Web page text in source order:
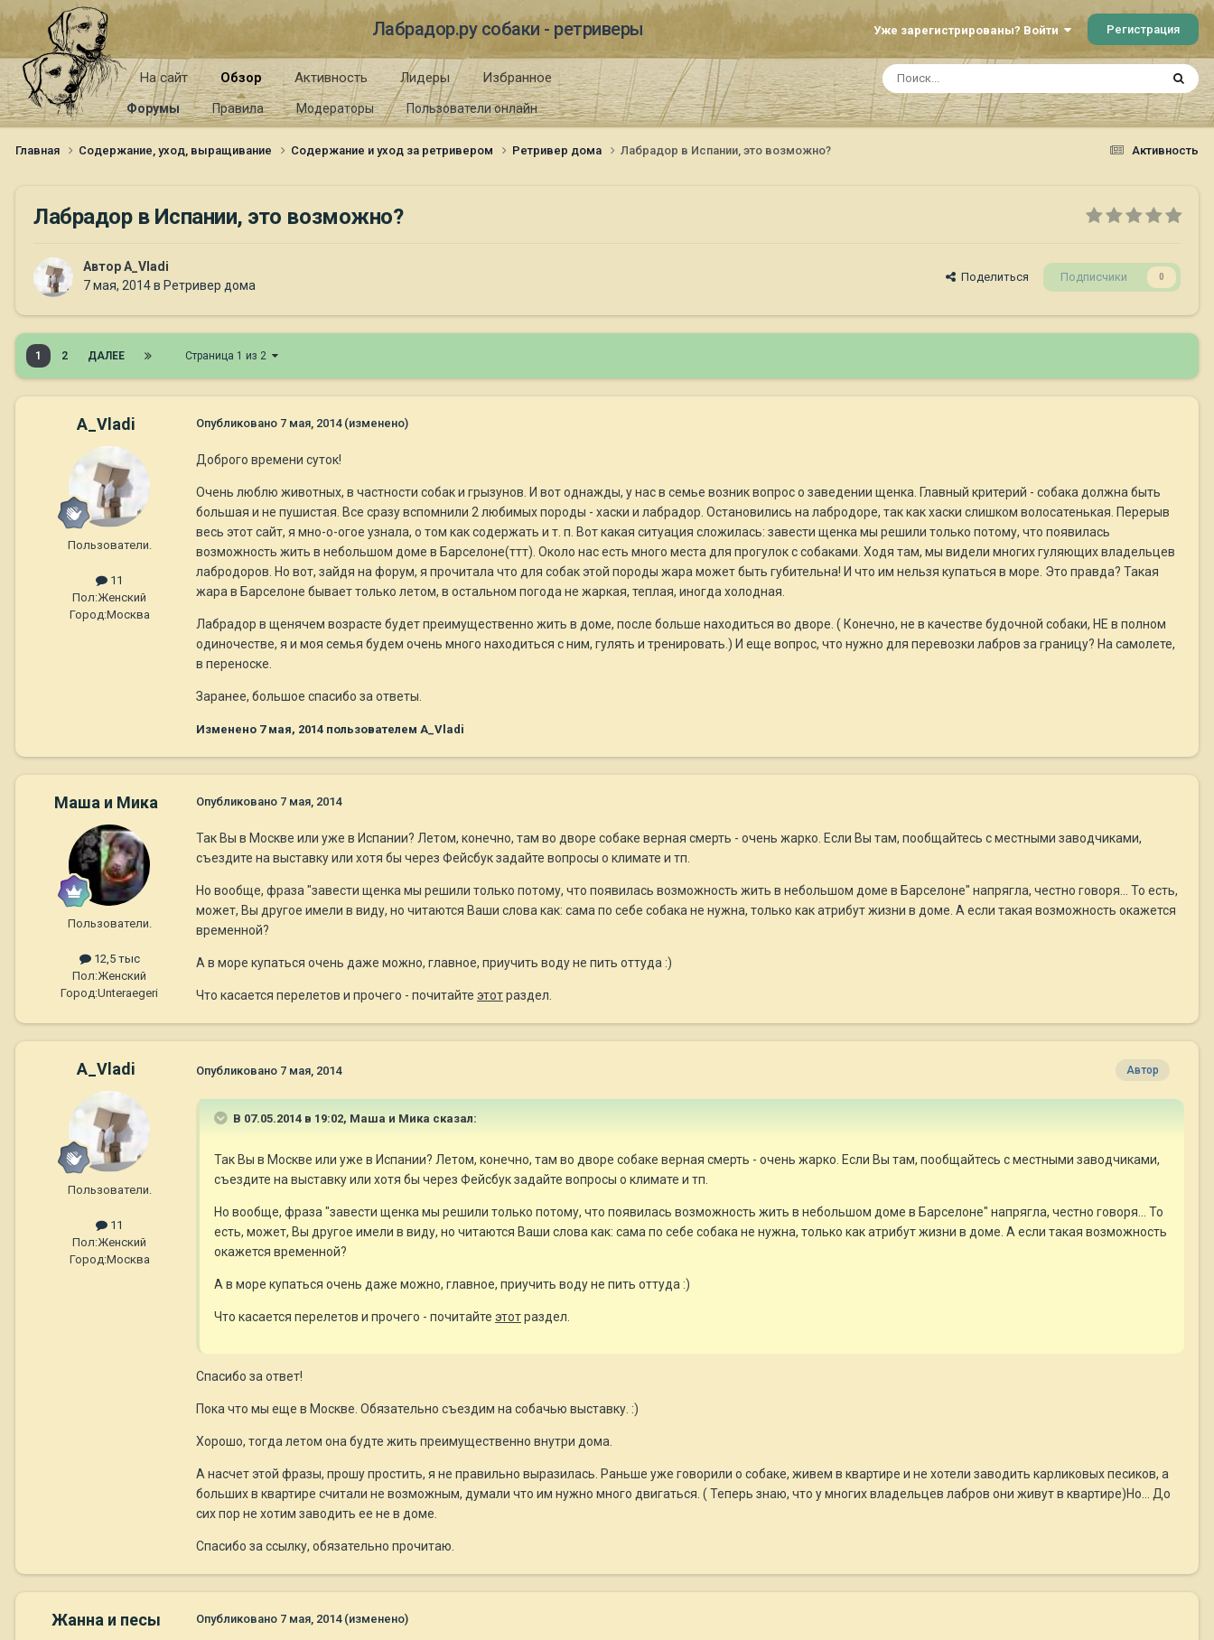
Лабрадор.ру собаки - ретриверы Уже зарегистрированы? Войти Регистрация
На сайт Обзор
Форумы Правила Модераторы Пользователи онлайн
Активность Лидеры Избранное
Активность
Главная Содержание, уход, выращивание Содержание и уход за ретривером Ретривер дома Лабрадор в Испании, это возможно?
Лабрадор в Испании, это возможно?
АвторA_Vladi
7 мая, 2014в Ретривер дома
Поделиться Подписчики 0
1 2 ДАЛЕЕ Страница 1 из 2
A_Vladi
Пользователи.
11
Пол:Женский
Город:Москва
Опубликовано 7 мая, 2014 (изменено)
Доброго времени суток!
Очень люблю животных, в частности собак и грызунов. И вот однажды, у нас в семье возник вопрос о заведении щенка. Главный критерий - собака должна быть
большая и не пушистая. Все сразу вспомнили 2 любимых породы - хаски и лабрадор. Остановились на лабродоре, так как хаски слишком волосатенькая. Перерыв
весь этот сайт, я мно-о-огое узнала, о том как содержать и т. п. Вот какая ситуация сложилась: завести щенка мы решили только потому, что появилась
возможность жить в небольшом доме в Барселоне(ттт). Около нас есть много места для прогулок с собаками. Ходя там, мы видели многих гуляющих владельцев
лабродоров. Но вот, зайдя на форум, я прочитала что для собак этой породы жара может быть губительна! И что им нельзя купаться в море. Это правда? Такая
жара в Барселоне бывает только летом, в остальном погода не жаркая, теплая, иногда холодная.
Лабрадор в щенячем возрасте будет преимущественно жить в доме, после больше находиться во дворе. ( Конечно, не в качестве будочной собаки, НЕ в полном
одиночестве, я и моя семья будем очень много находиться с ним, гулять и тренировать.) И еще вопрос, что нужно для перевозки лабров за границу? На самолете,
в переноске.
Заранее, большое спасибо за ответы.
Изменено 7 мая, 2014 пользователем A_Vladi
Маша и Мика
Пользователи.
12,5 тыс
Пол:Женский
Город:Unteraegeri
Опубликовано 7 мая, 2014
Так Вы в Москве или уже в Испании? Летом, конечно, там во дворе собаке верная смерть - очень жарко. Если Вы там, пообщайтесь с местными заводчиками,
съездите на выставку или хотя бы через Фейсбук задайте вопросы о климате и тп.
Но вообще, фраза "завести щенка мы решили только потому, что появилась возможность жить в небольшом доме в Барселоне" напрягла, честно говоря... То есть,
может, Вы другое имели в виду, но читаются Ваши слова как: сама по себе собака не нужна, только как атрибут жизни в доме. А если такая возможность окажется
временной?
А в море купаться очень даже можно, главное, приучить воду не пить оттуда :)
Что касается перелетов и прочего - почитайте этотраздел.
A_Vladi
Пользователи.
11
Пол:Женский
Город:Москва
Автор
Опубликовано 7 мая, 2014
В 07.05.2014 в 19:02, Маша и Мика сказал:
Так Вы в Москве или уже в Испании? Летом, конечно, там во дворе собаке верная смерть - очень жарко. Если Вы там, пообщайтесь с местными заводчиками,
съездите на выставку или хотя бы через Фейсбук задайте вопросы о климате и тп.
Но вообще, фраза "завести щенка мы решили только потому, что появилась возможность жить в небольшом доме в Барселоне" напрягла, честно говоря... То
есть, может, Вы другое имели в виду, но читаются Ваши слова как: сама по себе собака не нужна, только как атрибут жизни в доме. А если такая возможность
окажется временной?
А в море купаться очень даже можно, главное, приучить воду не пить оттуда :)
Что касается перелетов и прочего - почитайте этотраздел.
Спасибо за ответ!
Пока что мы еще в Москве. Обязательно съездим на собачью выставку. :)
Хорошо, тогда летом она будте жить преимущественно внутри дома.
А насчет этой фразы, прошу простить, я не правильно выразилась. Раньше уже говорили о собаке, живем в квартире и не хотели заводить карликовых песиков, а
больших в квартире считали не возможным, думали что им нужно много двигаться. ( Теперь знаю, что у многих владельцев лабров они живут в квартире)Но... До
сих пор не хотим заводить ее не в доме.
Спасибо за ссылку, обязательно прочитаю.
Жанна и песы Опубликовано 7 мая, 2014 (изменено)